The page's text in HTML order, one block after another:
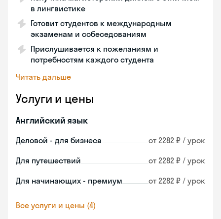
в лингвистике
Готовит студентов к международным
экзаменам и собеседованиям
Прислушивается к пожеланиям и
потребностям каждого студента
Читать дальше
Услуги и цены
Английский язык
Деловой - для бизнеса от 2282 ₽ / урок
Для путешествий от 2282 ₽ / урок
Для начинающих - премиум от 2282 ₽ / урок
Все услуги и цены (4)